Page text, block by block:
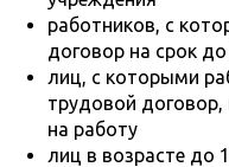
работников, с
договор на срок
лиц, с которыми
трудовой договор,
на работу
лиц в возрасте до